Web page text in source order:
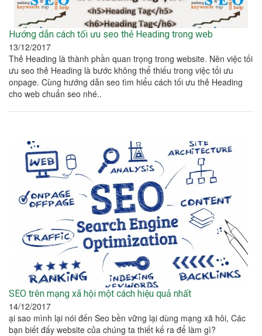
Hướng dẫn cách tối ưu seo thẻ Heading trong web
13/12/2017
Thẻ Heading là thành phần quan trọng trong website. Nên việc tối
ưu seo thẻ Heading là bước không thể thiếu trong việc tối ưu
onpage. Cùng hướng dẫn seo tìm hiểu cách tối ưu thẻ Heading
cho web chuẩn seo nhé..
SEO trên mạng xã hội một cách hiệu quả nhất
14/12/2017
ại sao mình lại nói đến Seo bền vững lại dùng mạng xã hôi, Các
bạn biết đấy website của chúng ta thiết kế ra để làm gì?